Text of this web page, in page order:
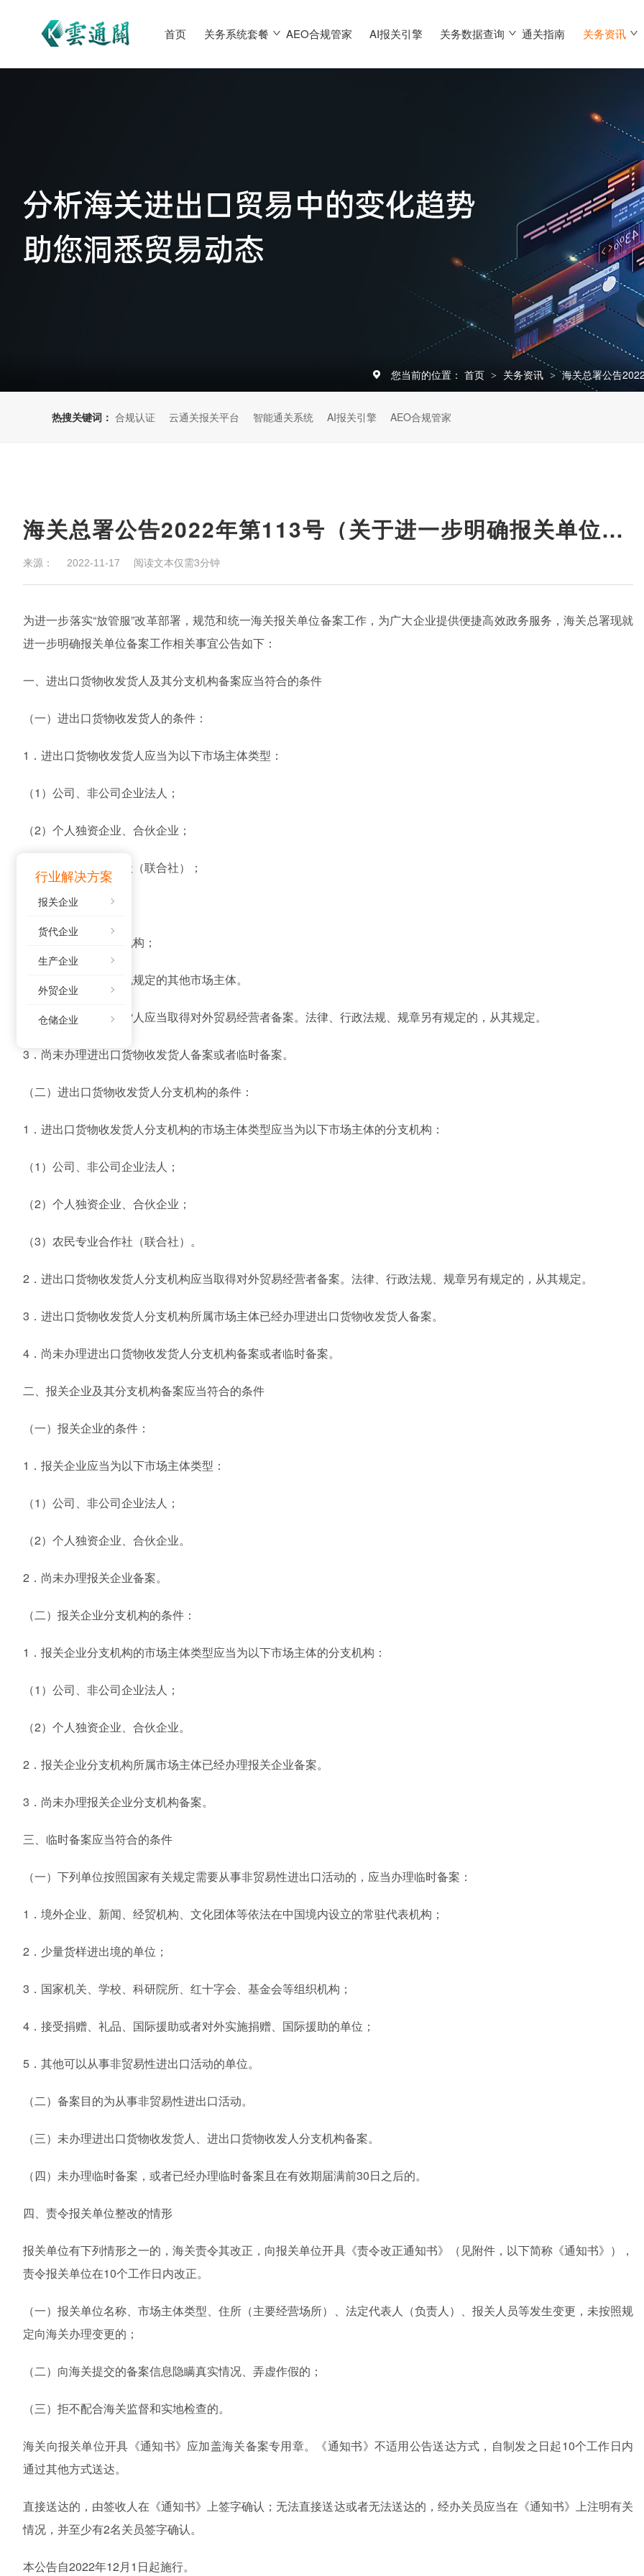
首页 关务系统套餐 AEO合规管家 AI报关引擎 关务数据查询 通关指南 关务资讯
行业解决方案
报关企业
货代企业
生产企业
外贸企业
仓储企业
您当前的位置： 首页 > 关务资讯 > 海关总署公告
热搜关键词： 合规认证 云通关报关平台 智能通关系统 AI报关引擎 AEO合规管家
海关总署公告2022年第113号（关于进一步明确报关单位备案有关事宜的公告）
来源： 2022-11-17 阅读文本仅需3分钟
为进一步落实“放管服”改革部署，规范和统一海关报关单位备案工作，为广大企业提供便捷高效政务服务，海关总署现就
进一步明确报关单位备案工作相关事宜公告如下：
一、进出口货物收发货人及其分支机构备案应当符合的条件
（一）进出口货物收发货人的条件：
1．进出口货物收发货人应当为以下市场主体类型：
（1）公司、非公司企业法人；
（2）个人独资企业、合伙企业；
（3）农民专业合作社（联合社）；
（4）个体工商户；
（5）外国公司分支机构；
（6）法律、行政法规规定的其他市场主体。
2．进出口货物收发货人应当取得对外贸易经营者备案。法律、行政法规、规章另有规定的，从其规定。
3．尚未办理进出口货物收发货人备案或者临时备案。
（二）进出口货物收发货人分支机构的条件：
1．进出口货物收发货人分支机构的市场主体类型应当为以下市场主体的分支机构：
（1）公司、非公司企业法人；
（2）个人独资企业、合伙企业；
（3）农民专业合作社（联合社）。
2．进出口货物收发货人分支机构应当取得对外贸易经营者备案。法律、行政法规、规章另有规定的，从其规定。
3．进出口货物收发货人分支机构所属市场主体已经办理进出口货物收发货人备案。
4．尚未办理进出口货物收发货人分支机构备案或者临时备案。
二、报关企业及其分支机构备案应当符合的条件
（一）报关企业的条件：
1．报关企业应当为以下市场主体类型：
（1）公司、非公司企业法人；
（2）个人独资企业、合伙企业。
2．尚未办理报关企业备案。
（二）报关企业分支机构的条件：
1．报关企业分支机构的市场主体类型应当为以下市场主体的分支机构：
（1）公司、非公司企业法人；
（2）个人独资企业、合伙企业。
2．报关企业分支机构所属市场主体已经办理报关企业备案。
3．尚未办理报关企业分支机构备案。
三、临时备案应当符合的条件
（一）下列单位按照国家有关规定需要从事非贸易性进出口活动的，应当办理临时备案：
1．境外企业、新闻、经贸机构、文化团体等依法在中国境内设立的常驻代表机构；
2．少量货样进出境的单位；
3．国家机关、学校、科研院所、红十字会、基金会等组织机构；
4．接受捐赠、礼品、国际援助或者对外实施捐赠、国际援助的单位；
5．其他可以从事非贸易性进出口活动的单位。
（二）备案目的为从事非贸易性进出口活动。
（三）未办理进出口货物收发货人、进出口货物收发人分支机构备案。
（四）未办理临时备案，或者已经办理临时备案且在有效期届满前30日之后的。
四、责令报关单位整改的情形
报关单位有下列情形之一的，海关责令其改正，向报关单位开具《责令改正通知书》（见附件，以下简称《通知书》），
责令报关单位在10个工作日内改正。
（一）报关单位名称、市场主体类型、住所（主要经营场所）、法定代表人（负责人）、报关人员等发生变更，未按照规
定向海关办理变更的；
（二）向海关提交的备案信息隐瞒真实情况、弄虚作假的；
（三）拒不配合海关监督和实地检查的。
海关向报关单位开具《通知书》应加盖海关备案专用章。《通知书》不适用公告送达方式，自制发之日起10个工作日内
通过其他方式送达。
直接送达的，由签收人在《通知书》上签字确认；无法直接送达或者无法送达的，经办关员应当在《通知书》上注明有关
情况，并至少有2名关员签字确认。
本公告自2022年12月1日起施行。